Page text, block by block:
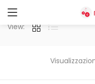
Tutte le categorie
View: